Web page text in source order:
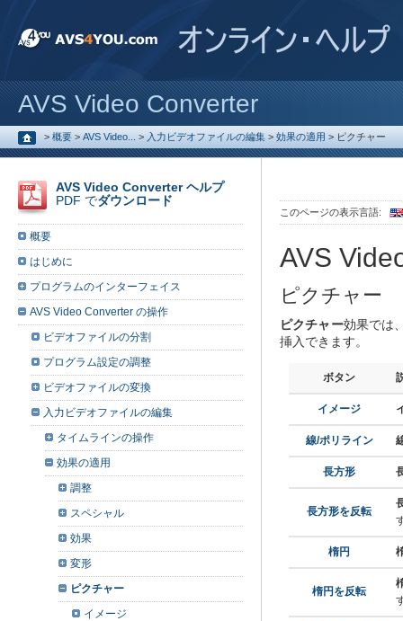
AVS Video Converter
> 概要 > AVS Video... > 入力ビデオファイルの編集 > 効果の適用 > ピクチャー
このページの表示言語:
AVS
ピクチャー
ピクチャー効果では
挿入できます。
ボタン
イメージ
線/ポリライン
長方形
長方形を反転
楕円
楕円を反転
AVS Video Converter ヘルプ
PDF でダウンロード
概要
はじめに
プログラムのインターフェイス
AVS Video Converter の操作
ビデオファイルの分割
プログラム設定の調整
ビデオファイルの変換
入力ビデオファイルの編集
タイムラインの操作
効果の適用
調整
スペシャル
効果
変形
ピクチャー
イメージ